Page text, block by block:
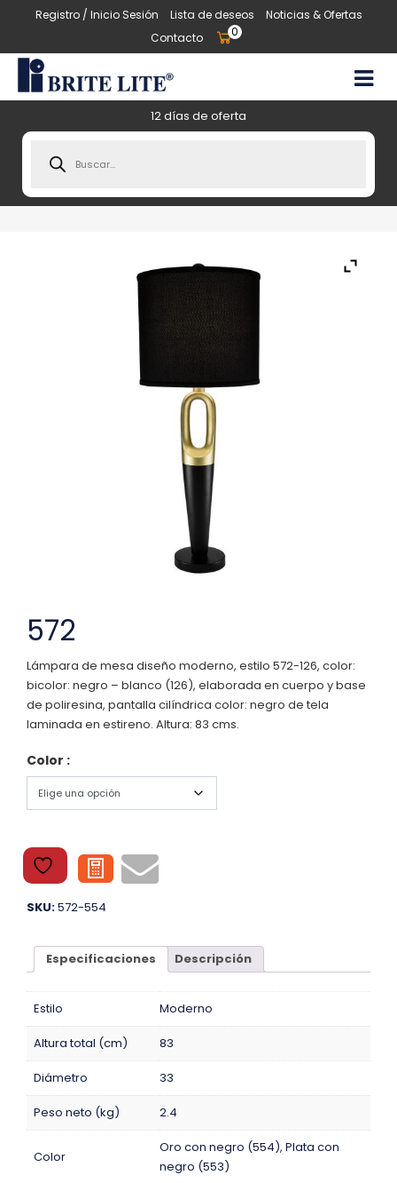
Registro / Inicio Sesión Lista de deseos
Noticias & Ofertas
Contacto
0
12 días de oferta
search
572
Lámpara de mesa diseño moderno, estilo 572-126, color:
bicolor: negro – blanco (126), elaborada en cuerpo y base
de poliresina, pantalla cilíndrica color: negro de tela
laminada en estireno. Altura: 83 cms.
Color :
SKU:572-554
Especificaciones Descripción
Estilo Moderno
Altura total (cm) 83
Diámetro 33
Peso neto (kg) 2.4
Color
Oro con negro (554), Plata con
negro (553)